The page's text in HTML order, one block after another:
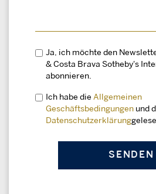
Ja, ich möchte den
& Costa Brava Sotheby's
abonnieren.
Ich habe die Allgemeinen
Geschäftsbedingungen und
Datenschutzerklärung